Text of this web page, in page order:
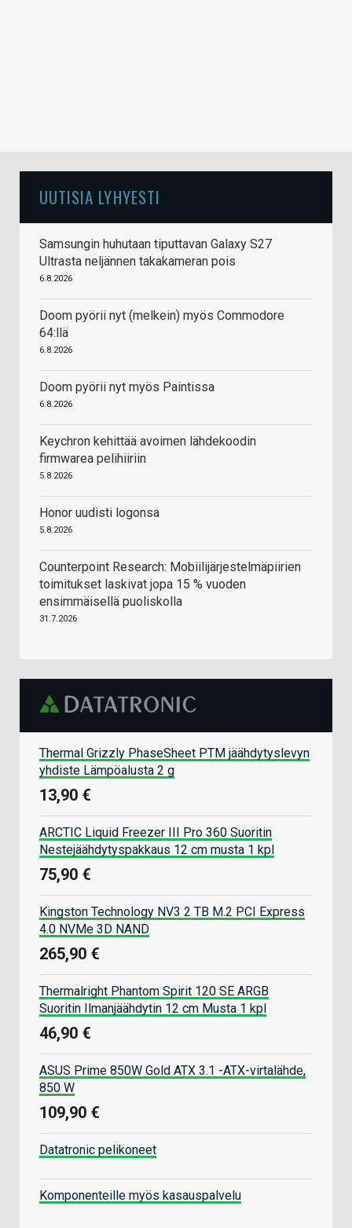
UUTISIA LYHYESTI
Samsungin huhutaan tiputtavan Galaxy S27
Ultrasta neljännen takakameran pois
6.8.2026
Doom pyörii nyt (melkein) myös Commodore
64:llä
6.8.2026
Doom pyörii nyt myös Paintissa
6.8.2026
Keychron kehittää avoimen lähdekoodin
firmwarea pelihiiriin
5.8.2026
Honor uudisti logonsa
5.8.2026
Counterpoint Research: Mobiilijärjestelmäpiirien
toimitukset laskivat jopa 15 % vuoden
ensimmäisellä puoliskolla
31.7.2026
Thermal Grizzly PhaseSheet PTM jäähdytyslevyn
yhdiste Lämpöalusta 2 g
13,90 €
ARCTIC Liquid Freezer III Pro 360 Suoritin
Nestejäähdytyspakkaus 12 cm musta 1 kpl
75,90 €
Kingston Technology NV3 2 TB M.2 PCI Express
4.0 NVMe 3D NAND
265,90 €
Thermalright Phantom Spirit 120 SE ARGB
Suoritin Ilmanjäähdytin 12 cm Musta 1 kpl
46,90 €
ASUS Prime 850W Gold ATX 3.1 -ATX-virtalähde,
850 W
109,90 €
Datatronic pelikoneet
Komponenteille myös kasauspalvelu